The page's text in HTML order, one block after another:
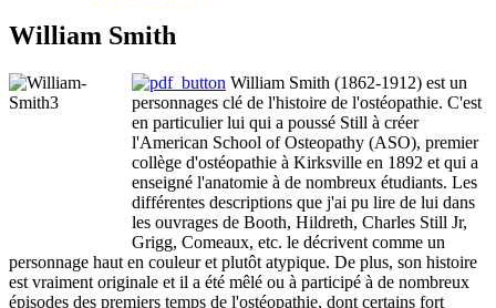
William Smith
William Smith (1862-1912) est un
personnages clé de l'histoire de l'ostéopathie. C'est
en particulier lui qui a poussé Still à créer
l'American School of Osteopathy (ASO), premier
collège d'ostéopathie à Kirksville en 1892 et qui a
enseigné l'anatomie à de nombreux étudiants. Les
différentes descriptions que j'ai pu lire de lui dans
les ouvrages de Booth, Hildreth, Charles Still Jr,
Grigg, Comeaux, etc. le décrivent comme un
personnage haut en couleur et plutôt atypique. De plus, son histoire
est vraiment originale et il a été mêlé ou à participé à de nombreux
épisodes des premiers temps de l'ostéopathie, dont certains fort